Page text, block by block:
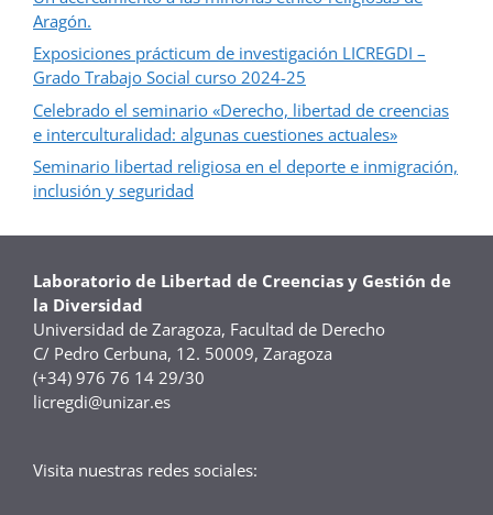
Aragón.
Exposiciones prácticum de investigación LICREGDI –
Grado Trabajo Social curso 2024-25
Celebrado el seminario «Derecho, libertad de creencias
e interculturalidad: algunas cuestiones actuales»
Seminario libertad religiosa en el deporte e inmigración,
inclusión y seguridad
Laboratorio de Libertad de Creencias y Gestión de
la Diversidad
Universidad de Zaragoza, Facultad de Derecho
C/ Pedro Cerbuna, 12. 50009, Zaragoza
(+34) 976 76 14 29/30
licregdi@unizar.es
Visita nuestras redes sociales: